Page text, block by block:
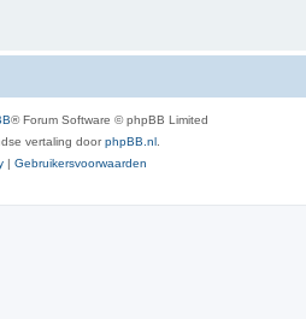
® Forum Software © phpBB Limited
vertaling doorphpBB.nl
| Gebruikersvoorwaarden